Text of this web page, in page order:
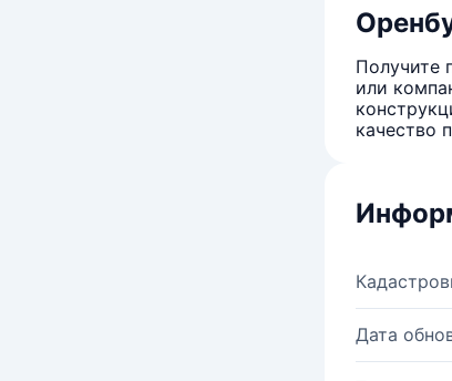
Получите
или
качество
Дата